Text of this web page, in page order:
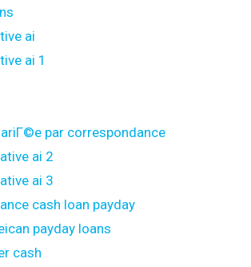
ai
ai 1
par correspondance
ai 2
ai 3
cash loan payday
payday loans
cash